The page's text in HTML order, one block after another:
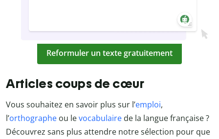
Reformuler un texte gratuitement
Articles coups de cœur
Vous souhaitez en savoir plus sur l’emploi,
l’orthographe ou levocabulaire de la langue française ?
Découvrez sans plus attendre notre sélection pour que